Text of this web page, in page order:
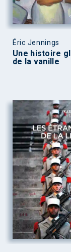
Éric Jennings
Une histoire
de la vanille